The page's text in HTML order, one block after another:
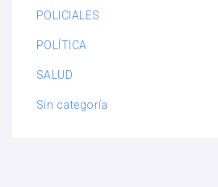
POLICIALES
POLÍTICA
SALUD
Sin categoría